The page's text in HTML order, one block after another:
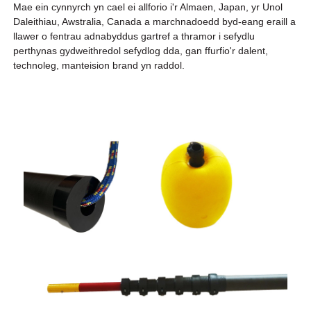
Mae ein cynnyrch yn cael ei allforio i'r Almaen, Japan, yr Unol
Daleithiau, Awstralia, Canada a marchnadoedd byd-eang eraill a
llawer o fentrau adnabyddus gartref a thramor i sefydlu
perthynas gydweithredol sefydlog dda, gan ffurfio'r dalent,
technoleg, manteision brand yn raddol.